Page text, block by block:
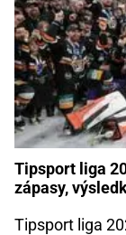
Tipsport liga
zápasy,
Tipsport liga